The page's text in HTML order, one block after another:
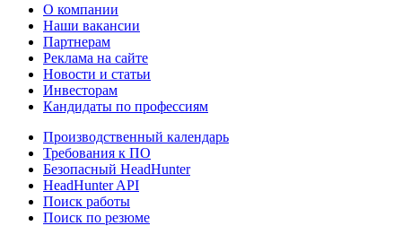
О компании
Наши вакансии
Партнерам
Реклама на сайте
Новости и статьи
Инвесторам
Кандидаты по профессиям
Производственный календарь
Требования к ПО
Безопасный HeadHunter
HeadHunter API
Поиск работы
Поиск по резюме